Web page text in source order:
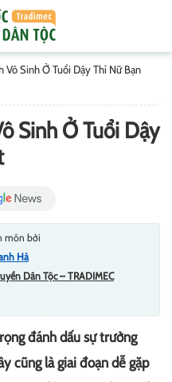
Vô Sinh Ở Tuổi Dậy Thì Nữ Bạn
Sinh Ở Tuổi Dậy
môn bởi
Hà
Dân Tộc – TRADIMEC
đánh dấu sự trưởng
cũng là giai đoạn dễ gặp